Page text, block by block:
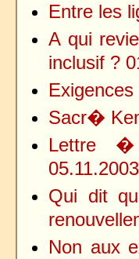
Entre les
A qui
inclusif ?
Sacr�
Lettre �
05.11.2003
Qui dit
Non aux